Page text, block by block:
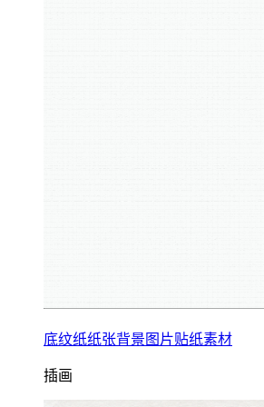
底纹纸纸张背景图片贴纸素材
插画